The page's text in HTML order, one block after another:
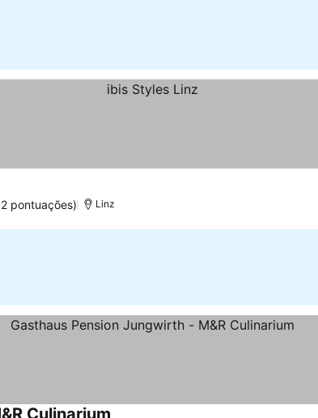
pontuações) Linz
Culinarium